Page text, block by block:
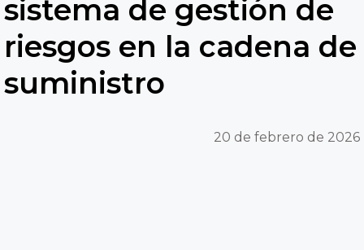
sistema de gestión de
riesgos en la cadena de
suministro
20 de febrero de 2026